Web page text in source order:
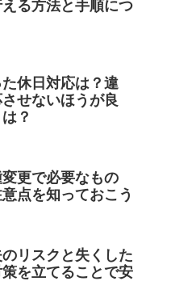
る方法と手順につ
休日対応は？違
せないほうが良
？
更で必要なもの
点を知っておこう
リスクと失くした
を立てることで安